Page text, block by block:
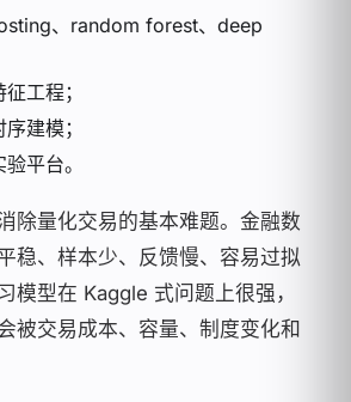
、random forest、deep
工程；
建模；
平台。
除量化交易的基本难题。金融数
稳、样本少、反馈慢、容易过拟
模型在 Kaggle 式问题上很强，
被交易成本、容量、制度变化和